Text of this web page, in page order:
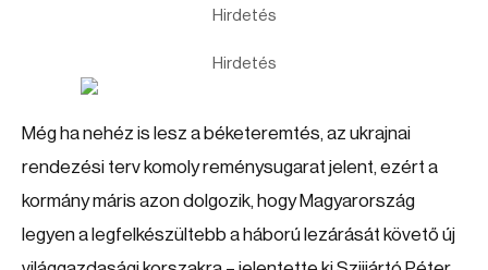
Hirdetés
Hirdetés
Még ha nehéz is lesz a béketeremtés, az ukrajnai
rendezési terv komoly reménysugarat jelent, ezért a
kormány máris azon dolgozik, hogy Magyarország
legyen a legfelkészültebb a háború lezárását követő új